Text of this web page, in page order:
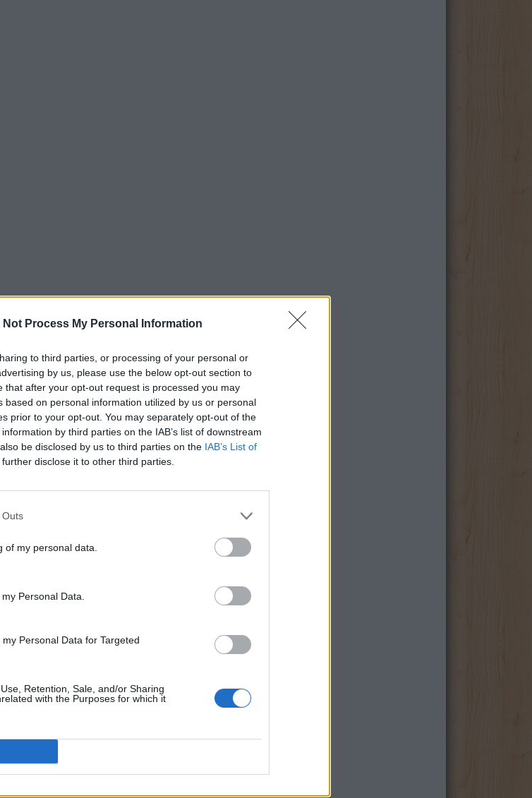
Not Process My Personal Information
to third parties, or processing of your personal or
by us, please use the below opt-out section to
that after your opt-out request is processed you may
based on personal information utilized by us or personal
prior to your opt-out. You may separately opt-out of the
by third parties on the IAB’s list of downstream
be disclosed by us to third parties on the IAB’s List of
disclose it to other third parties.
Outs
of my personal data.
Personal Data.
Personal Data for Targeted
Retention, Sale, and/or Sharing
with the Purposes for which it